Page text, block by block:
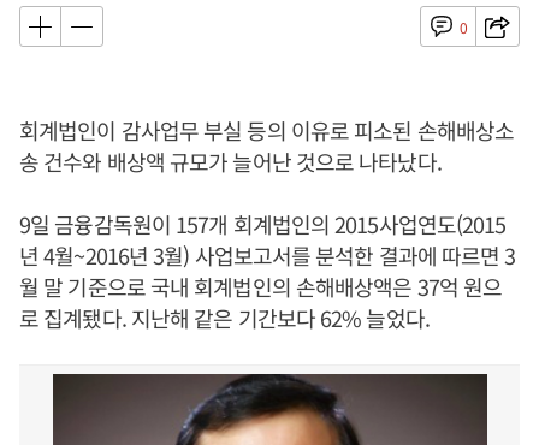
0
회계법인이 감사업무 부실 등의 이유로 피소된 손해배상소
송 건수와 배상액 규모가 늘어난 것으로 나타났다.
9일 금융감독원이 157개 회계법인의 2015사업연도(2015
년 4월~2016년 3월) 사업보고서를 분석한 결과에 따르면 3
월 말 기준으로 국내 회계법인의 손해배상액은 37억 원으
로 집계됐다. 지난해 같은 기간보다 62% 늘었다.